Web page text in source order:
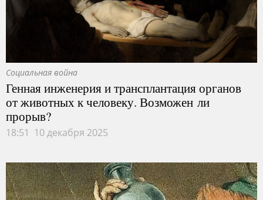
Социальная война
Генная инженерия и трансплантация органов
от животных к человеку. Возможен ли
прорыв?
18:51 10 декабря 2025